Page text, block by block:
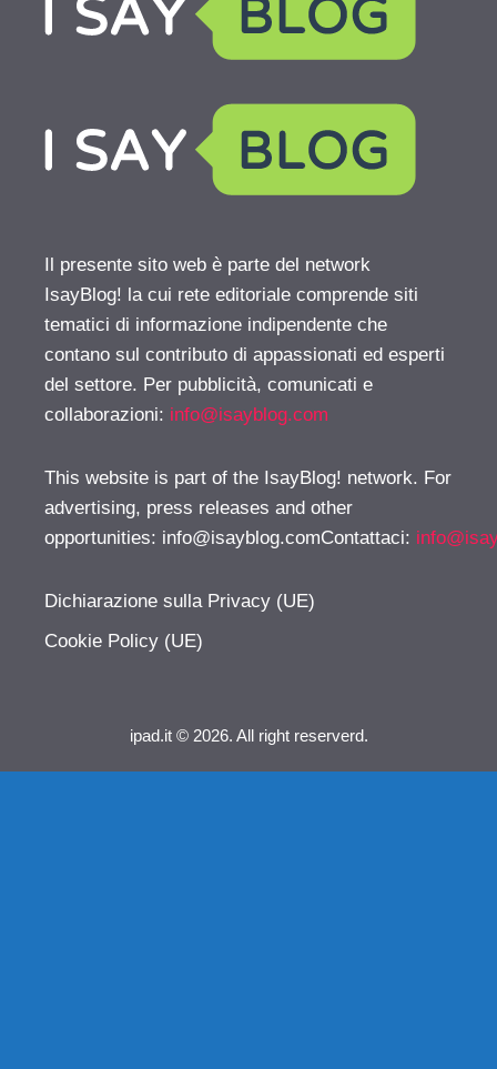
Il presente sito web è parte del network
IsayBlog! la cui rete editoriale comprende siti
tematici di informazione indipendente che
contano sul contributo di appassionati ed esperti
del settore. Per pubblicità, comunicati e
collaborazioni: info@isayblog.com
This website is part of the IsayBlog! network. For
advertising, press releases and other
opportunities: info@isayblog.comContattaci:
Dichiarazione sulla Privacy (UE)
Cookie Policy (UE)
ipad.it © 2026. All right reserverd.